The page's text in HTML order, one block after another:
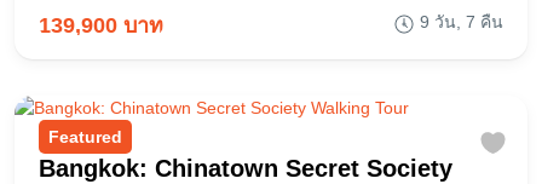
139,900 บาท 9 วัน, 7 คืน
Featured
Bangkok: Chinatown Secret Society